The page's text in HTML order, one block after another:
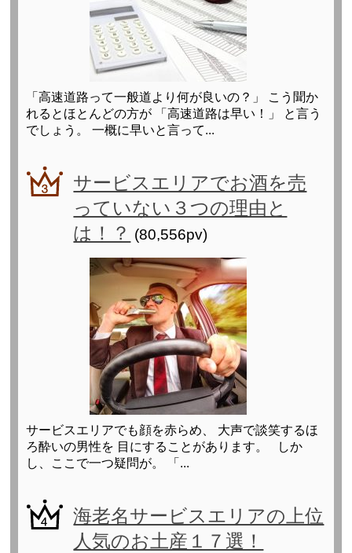
「高速道路って一般道より何が良いの？」 こう聞か
れるとほとんどの方が 「高速道路は早い！」 と言う
でしょう。 一概に早いと言って...
サービスエリアでお酒を売
っていない３つの理由と
は！？ (80,556pv)
サービスエリアでも顔を赤らめ、 大声で談笑するほ
ろ酔いの男性を 目にすることがあります。 しか
し、ここで一つ疑問が。 「...
海老名サービスエリアの上位
人気のお土産１７選！